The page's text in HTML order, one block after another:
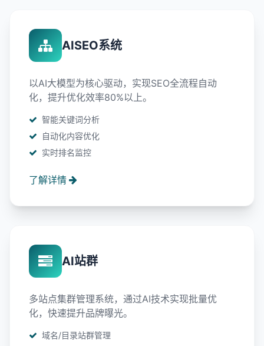
AISEO系统
以AI大模型为核心驱动，实现SEO全流程自动
化，提升优化效率80%以上。
智能关键词分析
自动化内容优化
实时排名监控
了解详情
AI站群
多站点集群管理系统，通过AI技术实现批量优
化，快速提升品牌曝光。
域名/目录站群管理